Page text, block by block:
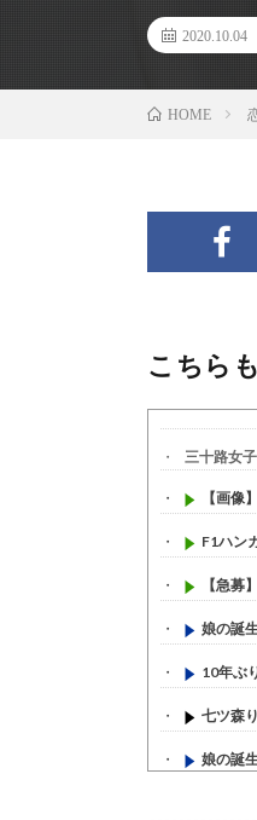
2020.10.04
HOME
こちら
三十路女
【画像
F1ハン
【急募
娘の誕
10年ぶ
七ツ森
娘の誕